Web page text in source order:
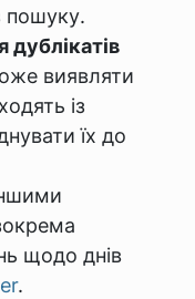
пошуку.
дублікатів
виявляти
із
їх до
щодо днів
.